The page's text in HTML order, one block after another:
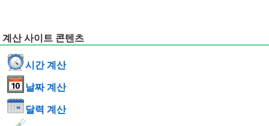
계산 사이트 콘텐츠
시간 계산
날짜 계산
달력 계산